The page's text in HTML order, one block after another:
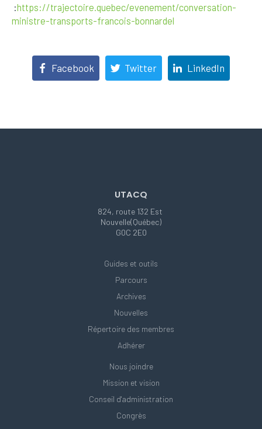
:https://trajectoire.quebec/evenement/conversation-
ministre-transports-francois-bonnardel
Facebook Twitter LinkedIn
UTACQ
824, route 132 Est
Nouvelle(Québec)
G0C 2E0
Guides et outils
Parcours
Archives
Nouvelles
Répertoire des membres
Adhérer
Nous joindre
Mission et vision
Conseil d'administration
Congrès